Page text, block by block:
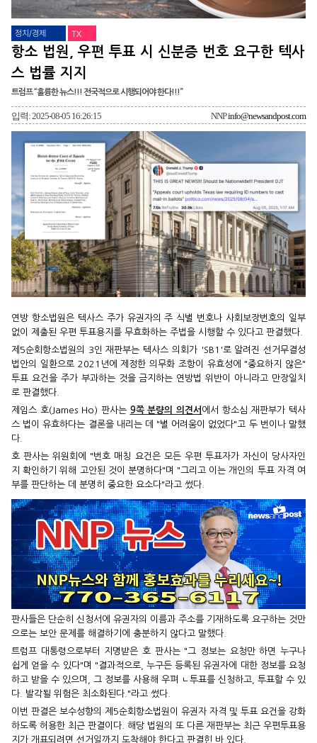
정치/경제 TX
항소 법원, 우편 투표 시 신분증 번호 요구한 텍사
스 법률 지지
트럼프 “훌륭한 뉴스!!! 전국적으로 시행되어야 한다!!!”
입력: 2025-08-05 16:26:15 NNPinfo@newsandpost.com
연방 항소법원은 텍사스 주가 유권자의 주 식별 번호나 사회보장번호의 일부
없이 제출된 우편 투표용지를 무효화하는 주법을 시행할 수 있다고 판결했다.
제5순회항소법원의 3인 재판부는 텍사스 의회가 'SB1'로 알려진 선거무결성
법안의 일환으로 2021년에 제정한 의무화 조항이 유효성에 "중요하지 않은"
투표 요건을 주가 부과하는 것을 금지하는 연방법 위반이 아니라고 만장일치
로 판결했다.
제임스 호(James Ho) 판사는 9쪽 분량의 의견서 에서 항소심 재판부가 텍사
스 법이 유효하다는 결론을 내리는 데 "별 어려움이 없었다"고 두 번이나 말했
다.
호 판사는 위원회에 "번호 매칭 요건은 모든 우편 투표자가 자신이 당사자인
지 확인하기 위해 고안된 것이 분명하다"며 "그리고 이는 개인의 투표 자격 여
부를 판단하는 데 분명히 중요한 요소다"라고 썼다.
판사들은 단순히 신청서에 유권자의 이름과 주소를 기재하도록 요구하는 것만
으로는 보안 문제를 해결하기에 충분하지 않다고 말했다.
트럼프 대통령으로부터 지명받은 호 판사는 "그 정보는 요청만 하면 누구나
쉽게 얻을 수 있다"며 "결과적으로, 누구든 등록된 유권자에 대한 정보를 요청
하고 받을 수 있으며, 그 정보를 사용해 우펴 ㄴ투표를 신청하고, 투표할 수 있
다. 발각될 위험은 최소화된다."라고 썼다.
이번 판결은 보수성향의 제5순회항소법원이 유권자 자격 및 투표 요건을 강화
하도록 허용한 최근 판결이다. 해당 법원의 또 다른 재판부는 최근 우편투표용
지가 개표되려면 선거일까지 도착해야 한다고 판결힌 바 있다.